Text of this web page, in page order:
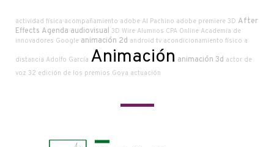
actividad física acompañamiento adobe Al Pachino adobe premiere 3D After
Effects Agenda audiovisual 3D Wire Alumnos CPA Online Academia de
innovadores Google animación 2d android tv acondicionamiento físico a
distancia Adolfo García Animación animación 3d actor de
voz 32 edición de los premios Goya actuación